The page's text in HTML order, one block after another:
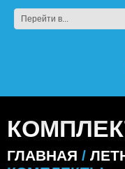
ГЛАВНАЯ /